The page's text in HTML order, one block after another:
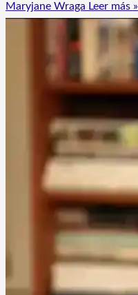
Maryjane Wraga Leer más »